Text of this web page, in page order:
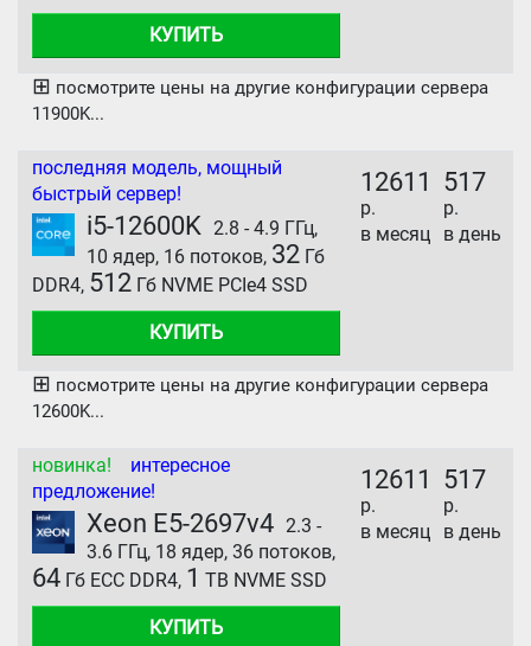
КУПИТЬ
⊞ посмотрите цены на другие конфигурации сервера
11900K...
последняя модель, мощный
быстрый сервер!
i5-12600K
2.8 - 4.9 ГГц,
10 ядер, 16 потоков, 32 Гб
DDR4, 512 Гб NVME PCIe4 SSD
КУПИТЬ
12611
р.
в месяц
517
р.
в день
⊞ посмотрите цены на другие конфигурации сервера
12600K...
новинка! интересное
предложение!
Xeon E5-2697v4 2.3 -
3.6 ГГц, 18 ядер, 36 потоков,
64 Гб ECC DDR4, 1 TB NVME SSD
КУПИТЬ
12611
р.
в месяц
517
р.
в день